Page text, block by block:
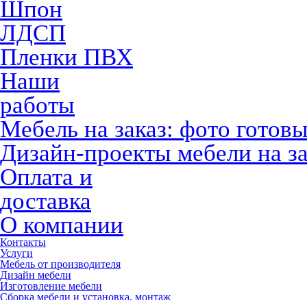
Шпон
ЛДСП
Пленки ПВХ
Наши
работы
Мебель на заказ: фото
Дизайн-проекты мебели на
Оплата и
доставка
О компании
Контакты
Услуги
Мебель от производителя
Дизайн мебели
Изготовление мебели
Сборка мебели и установка, монтаж